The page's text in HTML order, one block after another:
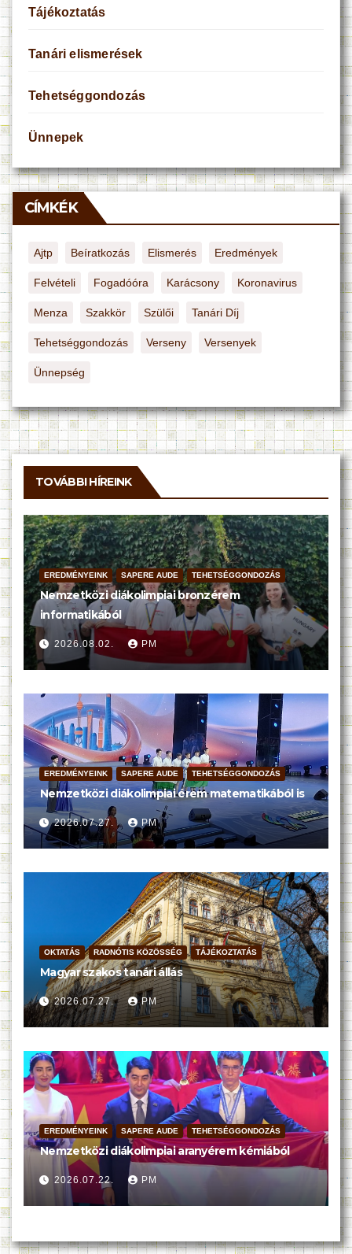
Tájékoztatás
Tanári elismerések
Tehetséggondozás
Ünnepek
CÍMKÉK
Ajtp Beíratkozás Elismerés Eredmények
Felvételi Fogadóóra Karácsony Koronavirus
Menza Szakkör Szülői Tanári Díj
Tehetséggondozás Verseny Versenyek
Ünnepség
TOVÁBBI HÍREINK
EREDMÉNYEINK SAPERE AUDE TEHETSÉGGONDOZÁS
Nemzetközi diákolimpiai bronzérem
informatikából
2026.08.02. PM
EREDMÉNYEINK SAPERE AUDE TEHETSÉGGONDOZÁS
Nemzetközi diákolimpiai érem matematikából is
2026.07.27. PM
OKTATÁS RADNÓTIS KÖZÖSSÉG TÁJÉKOZTATÁS
Magyar szakos tanári állás
2026.07.27. PM
EREDMÉNYEINK SAPERE AUDE TEHETSÉGGONDOZÁS
Nemzetközi diákolimpiai aranyérem kémiából
2026.07.22. PM